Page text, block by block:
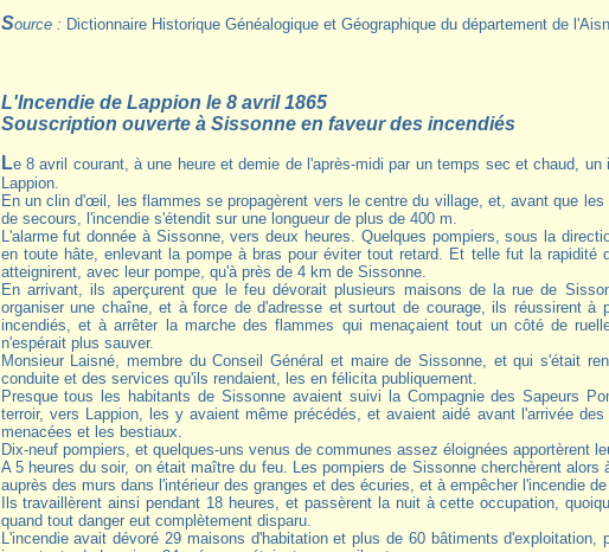
Source : Dictionnaire Historique Généalogique et Géographique du département de
L'Incendie de Lappion le 8 avril 1865
Souscription ouverte à Sissonne en faveur des incendiés
Le 8 avril courant, à une heure et demie de l'après-midi par un temps sec et chaud, un incendie éclata par imprudence dans la commune de
Lappion.
En un clin d'œil, les flammes se propagèrent vers le centre du village, et, avant que
de secours, l'incendie s'étendit sur une longueur de plus de 400 m.
L'alarme fut donnée à Sissonne, vers deux heures. Quelques pompiers, sous la
en toute hâte, enlevant la pompe à bras pour éviter tout retard. Et telle fut la rapidité
atteignirent, avec leur pompe, qu'à près de 4 km de Sissonne.
En arrivant, ils aperçurent que le feu dévorait plusieurs maisons de la rue de
organiser une chaîne, et à force de d'adresse et surtout de courage, ils réussirent à
incendiés, et à arrêter la marche des flammes qui menaçaient tout un côté de
n'espérait plus sauver.
Monsieur Laisné, membre du Conseil Général et maire de Sissonne, et qui s'était
conduite et des services qu'ils rendaient, les en félicita publiquement.
Presque tous les habitants de Sissonne avaient suivi la Compagnie des Sapeurs
terroir, vers Lappion, les y avaient même précédés, et avaient aidé avant l'arrivée
menacées et les bestiaux.
Dix-neuf pompiers, et quelques-uns venus de communes assez éloignées apportèrent
A 5 heures du soir, on était maître du feu. Les pompiers de Sissonne cherchèrent
auprès des murs dans l'intérieur des granges et des écuries, et à empêcher l'incendie
Ils travaillèrent ainsi pendant 18 heures, et passèrent la nuit à cette occupation,
quand tout danger eut complètement disparu.
L'incendie avait dévoré 29 maisons d'habitation et plus de 60 bâtiments